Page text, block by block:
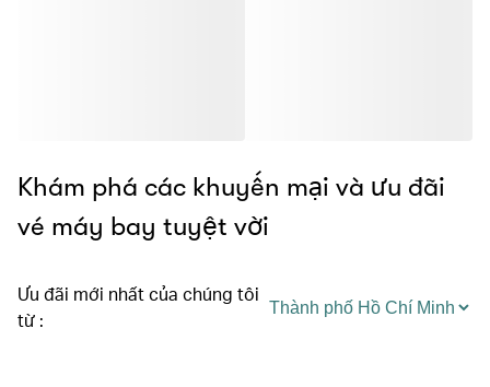
Khám phá các khuyến mại và ưu đãi
vé máy bay tuyệt vời
Ưu đãi mới nhất của chúng tôi
từ :